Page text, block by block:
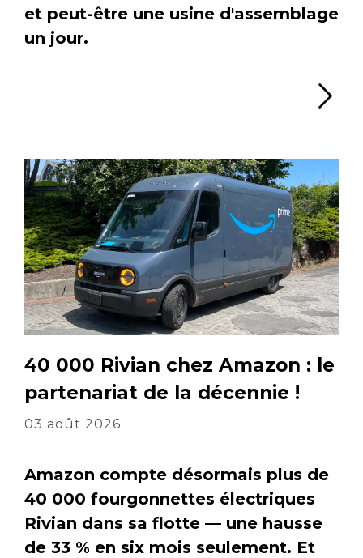
et peut-être une usine d'assemblage
un jour.
40 000 Rivian chez Amazon : le
partenariat de la décennie !
03 août 2026
Amazon compte désormais plus de
40 000 fourgonnettes électriques
Rivian dans sa flotte — une hausse
de 33 % en six mois seulement. Et